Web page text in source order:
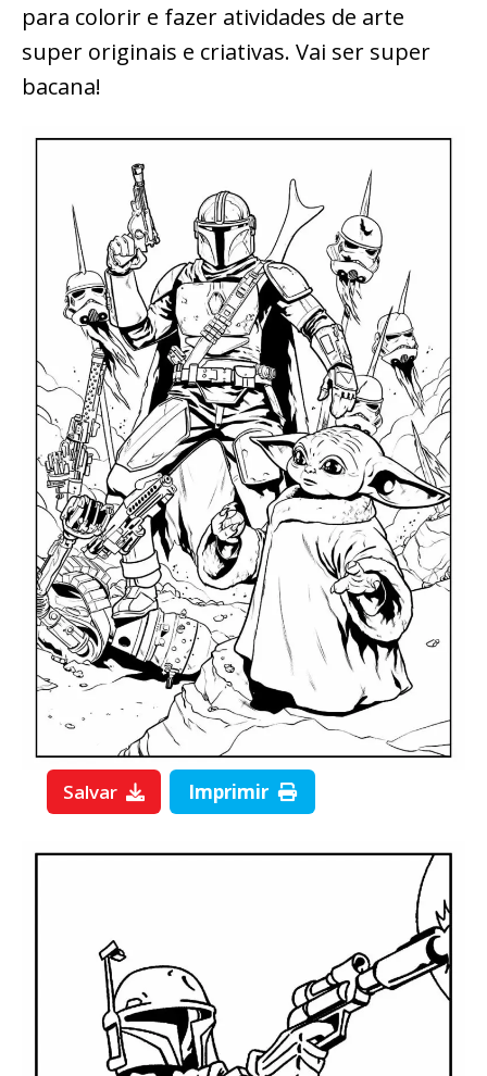
para colorir e fazer atividades de arte
super originais e criativas. Vai ser super
bacana!
Salvar Imprimir